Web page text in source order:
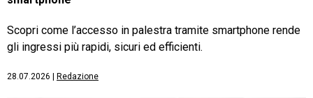
Scopri come l’accesso in palestra tramite smartphone rende
gli ingressi più rapidi, sicuri ed efficienti.
28.07.2026 Redazione